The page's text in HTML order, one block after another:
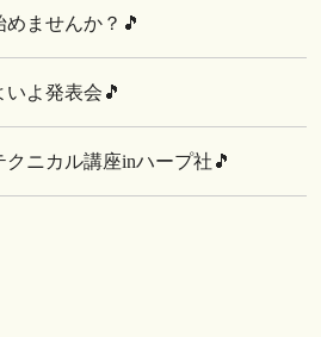
めませんか？🎵
いよ発表会🎵
クニカル講座inハープ社🎵